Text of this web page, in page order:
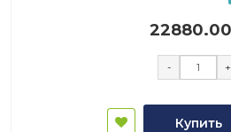
- +
Купить